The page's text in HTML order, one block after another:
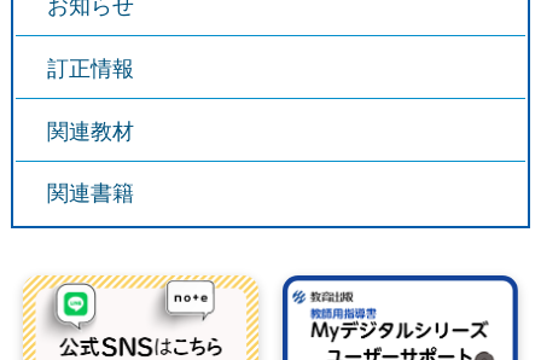
お知らせ
訂正情報
関連教材
関連書籍